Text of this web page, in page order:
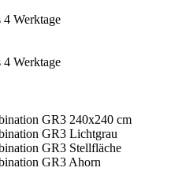
4 Werktage
4 Werktage